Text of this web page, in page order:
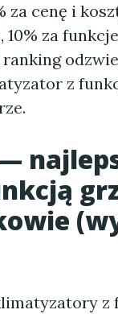
za cenę i
za
z
z